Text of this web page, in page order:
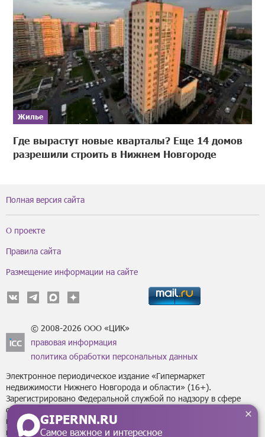
Жилье
Где вырастут новые кварталы? Еще 14 домов
разрешили строить в Нижнем Новгороде
GIPERNN.RU
Самое важное и интересное
Полная версия сайта
О проекте
Правила сайта
Размещение информации на сайте
© 2008-2026 ООО «ЦИК»
правовая информация
политика обработки персональных данных
Электронное периодическое издание «Гипермаркет
недвижимости Нижнего Новгорода и области» (16+).
Зарегистрировано Федеральной службой по надзору в сфере
связи, информационных технологий
и массовых коммуникаций (Роскомнадзор) за регистрационным
номером Эл № ФС77-43795 от 07 февраля 2011 г.